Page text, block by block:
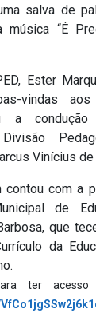
salva de
“É
Ester
vindas
a
Vinícius de
contou com a
de
que
da
ter